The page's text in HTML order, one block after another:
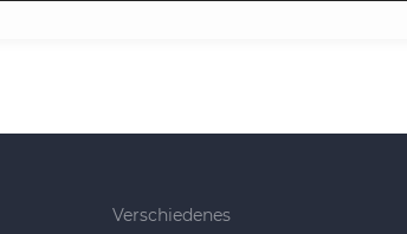
Verschiedenes